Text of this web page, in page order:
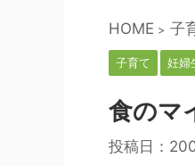
HOME > 子
子育て 妊婦
食のマ
投稿日：